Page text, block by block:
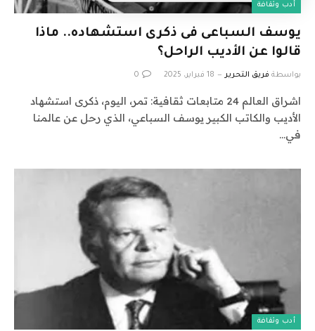
أدب وثقافة
يوسف السباعى فى ذكرى استشهاده.. ماذا
قالوا عن الأديب الراحل؟
بواسطة فريق التحرير 18 فبراير، 2025 0
اشراق العالم 24 متابعات ثقافية: تمر، اليوم، ذكرى استشهاد
الأديب والكاتب الكبير يوسف السباعي، الذي رحل عن عالمنا
في…
أدب وثقافة